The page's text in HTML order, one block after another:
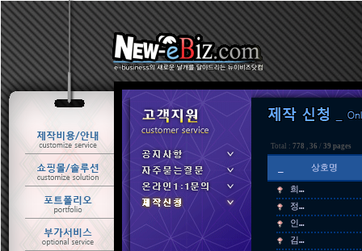
Total : 778 , 36 / 39 pages
상호명
희…
정…
인…
김…